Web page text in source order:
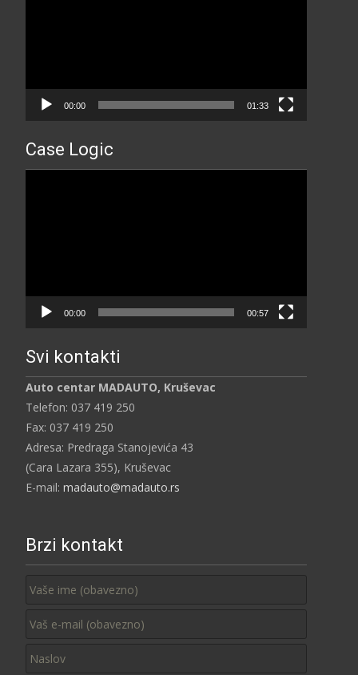
00:00 01:33
Case Logic
00:00 00:57
Svi kontakti
Auto centar MADAUTO, Kruševac
Telefon: 037 419 250
Fax: 037 419 250
Adresa: Predraga Stanojevića 43
(Cara Lazara 355), Kruševac
E-mail: madauto@madauto.rs
Brzi kontakt